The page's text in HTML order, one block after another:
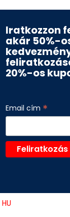
Iratkozzon
akár 50%-
20%-os
Email cím *
HU